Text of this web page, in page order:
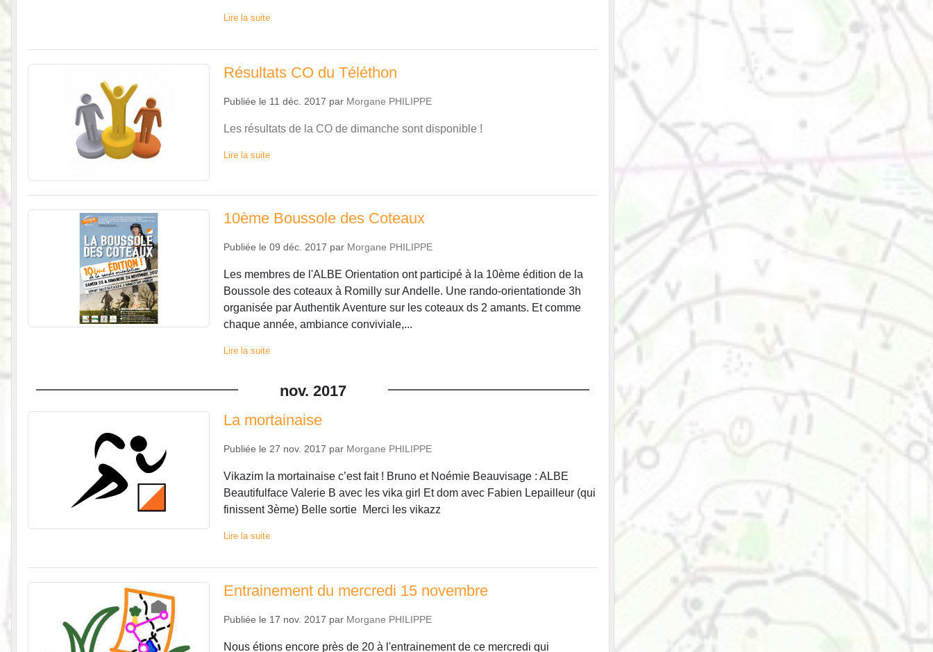
Lire la suite
Résultats CO du Téléthon
Publiée le 11 déc. 2017 par Morgane PHILIPPE
Les résultats de la CO de dimanche sont disponible !
Lire la suite
10ème Boussole des Coteaux
Publiée le 09 déc. 2017 par Morgane PHILIPPE
Les membres de l'ALBE Orientation ont participé à la 10ème édition de la
Boussole des coteaux à Romilly sur Andelle. Une rando-orientationde 3h
organisée par Authentik Aventure sur les coteaux ds 2 amants. Et comme
chaque année, ambiance conviviale,...
Lire la suite
nov. 2017
La mortainaise
Publiée le 27 nov. 2017 par Morgane PHILIPPE
Vikazim la mortainaise c’est fait ! Bruno et Noémie Beauvisage : ALBE
Beautifulface Valerie B avec les vika girl Et dom avec Fabien Lepailleur (qui
finissent 3ème) Belle sortie Merci les vikazz
Lire la suite
Entrainement du mercredi 15 novembre
Publiée le 17 nov. 2017 par Morgane PHILIPPE
Nous étions encore près de 20 à l'entrainement de ce mercredi qui